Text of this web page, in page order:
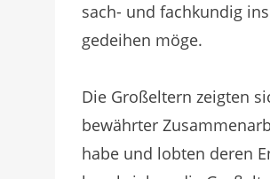
sach- und fachkundig
gedeihen möge.
Die Großeltern zeigten
bewährter
habe und lobten deren